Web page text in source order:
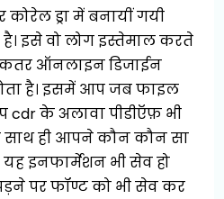
कोरेल ड्रा में बनायीं गयी
है। इसे वो लोग इस्तेमाल करते
ऑनलाइन डिजाईन
है। इसमें आप जब फाइल
के अलावा पीडीऍफ़ भी
ही आपने कौन कौन सा
यह इनफार्मेशन भी सेव हो
पर फॉण्ट को भी सेव कर